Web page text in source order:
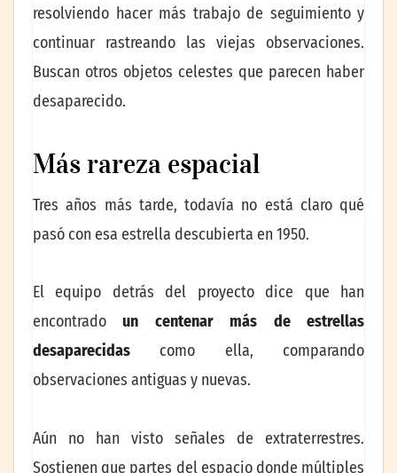
resolviendo hacer más trabajo de seguimiento y
continuar rastreando las viejas observaciones.
Buscan otros objetos celestes que parecen haber
desaparecido.
Más rareza espacial
Tres años más tarde, todavía no está claro qué
pasó con esa estrella descubierta en 1950.
El equipo detrás del proyecto dice que han
encontradoun centenar más de estrellas
desaparecidas como ella, comparando
observaciones antiguas y nuevas.
Aún no han visto señales de extraterrestres.
Sostienen que partes del espacio donde múltiples